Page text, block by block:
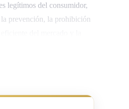
legítimos del consumidor,
prevención, la prohibición